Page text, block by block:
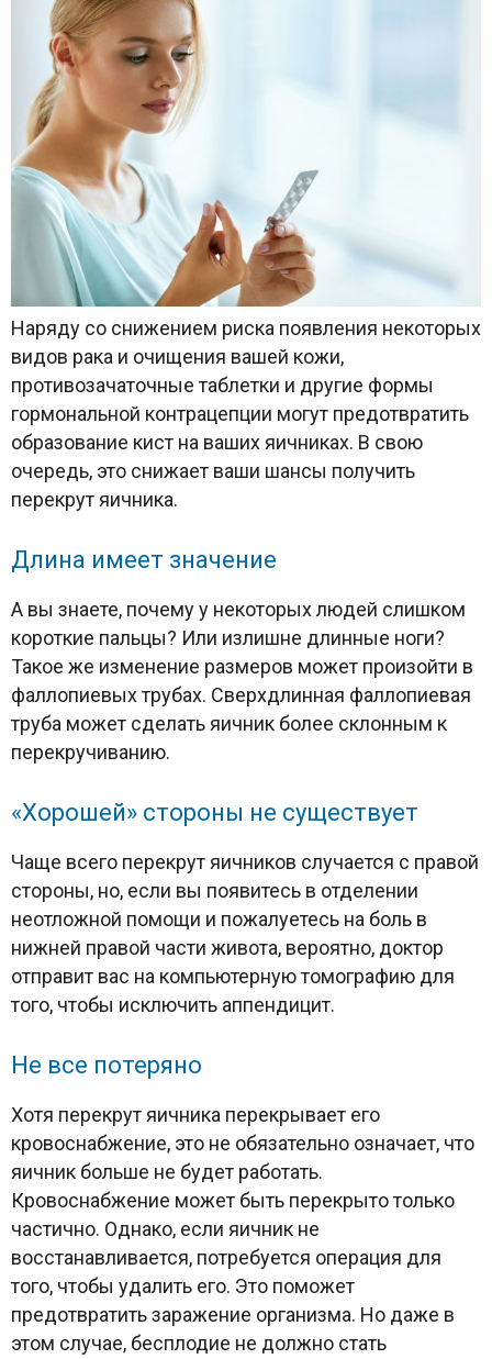
Наряду со снижением риска появления некоторых
видов рака и очищения вашей кожи,
противозачаточные таблетки и другие формы
гормональной контрацепции могут предотвратить
образование кист на ваших яичниках. В свою
очередь, это снижает ваши шансы получить
перекрут яичника.
Длина имеет значение
А вы знаете, почему у некоторых людей слишком
короткие пальцы? Или излишне длинные ноги?
Такое же изменение размеров может произойти в
фаллопиевых трубах. Сверхдлинная фаллопиевая
труба может сделать яичник более склонным к
перекручиванию.
«Хорошей» стороны не существует
Чаще всего перекрут яичников случается с правой
стороны, но, если вы появитесь в отделении
неотложной помощи и пожалуетесь на боль в
нижней правой части живота, вероятно, доктор
отправит вас на компьютерную томографию для
того, чтобы исключить аппендицит.
Не все потеряно
Хотя перекрут яичника перекрывает его
кровоснабжение, это не обязательно означает, что
яичник больше не будет работать.
Кровоснабжение может быть перекрыто только
частично. Однако, если яичник не
восстанавливается, потребуется операция для
того, чтобы удалить его. Это поможет
предотвратить заражение организма. Но даже в
этом случае, бесплодие не должно стать